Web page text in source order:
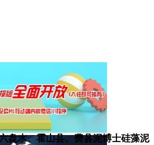
盘水、霍山县、费县泥博士硅藻泥